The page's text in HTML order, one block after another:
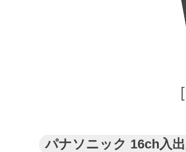
パナソニック 16ch入